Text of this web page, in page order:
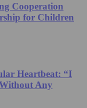
Cooperation
for Children
Heartbeat: “I
Any